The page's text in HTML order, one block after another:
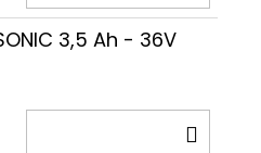
3,5 Ah - 36V